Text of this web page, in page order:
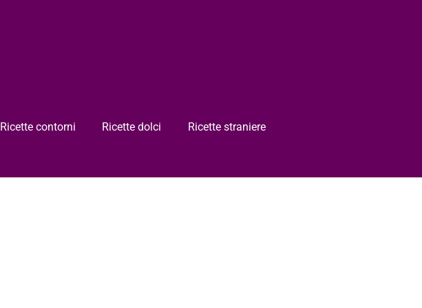
Ricette contorni Ricette dolci Ricette straniere